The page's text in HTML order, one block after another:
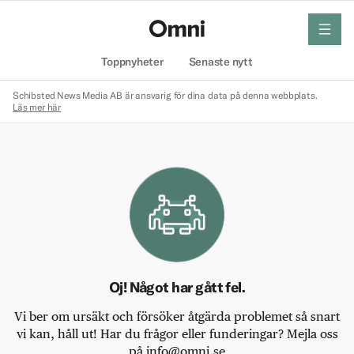
Toppnyheter Senaste nytt
meny
Schibsted News Media AB är ansvarig för dina data på denna webbplats.
Läs mer här
Oj! Något har gått fel.
Vi ber om ursäkt och försöker åtgärda problemet så snart
vi kan, håll ut! Har du frågor eller funderingar? Mejla oss